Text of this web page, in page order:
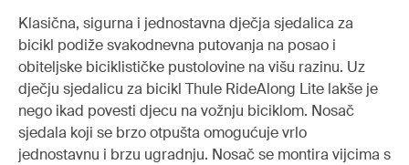
Klasična, sigurna i jednostavna dječja sjedalica za
bicikl podiže svakodnevna putovanja na posao i
obiteljske biciklističke pustolovine na višu razinu. Uz
dječju sjedalicu za bicikl Thule RideAlong Lite lakše je
nego ikad povesti djecu na vožnju biciklom. Nosač
sjedala koji se brzo otpušta omogućuje vrlo
jednostavnu i brzu ugradnju. Nosač se montira vijcima s